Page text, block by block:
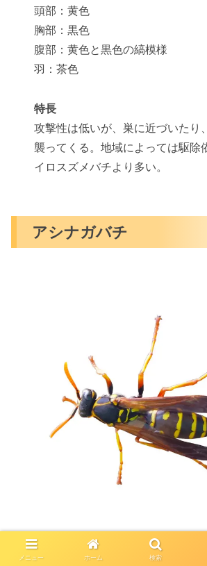
頭部：黄色
胸部：黒色
腹部：黄色と黒色の縞模様
羽：茶色
特長
攻撃性は低いが、巣に近づいたり
襲ってくる。地域によっては駆除
イロスズメバチより多い。
アシナガバチ
見た目
メニュー ホーム 検索